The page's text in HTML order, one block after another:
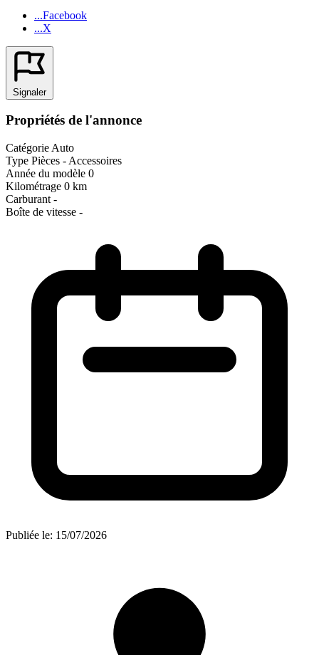
...Facebook
...X
Signaler
Propriétés de l'annonce
Catégorie Auto
Type Pièces - Accessoires
Année du modèle 0
Kilométrage 0 km
Carburant -
Boîte de vitesse -
Publiée le: 15/07/2026